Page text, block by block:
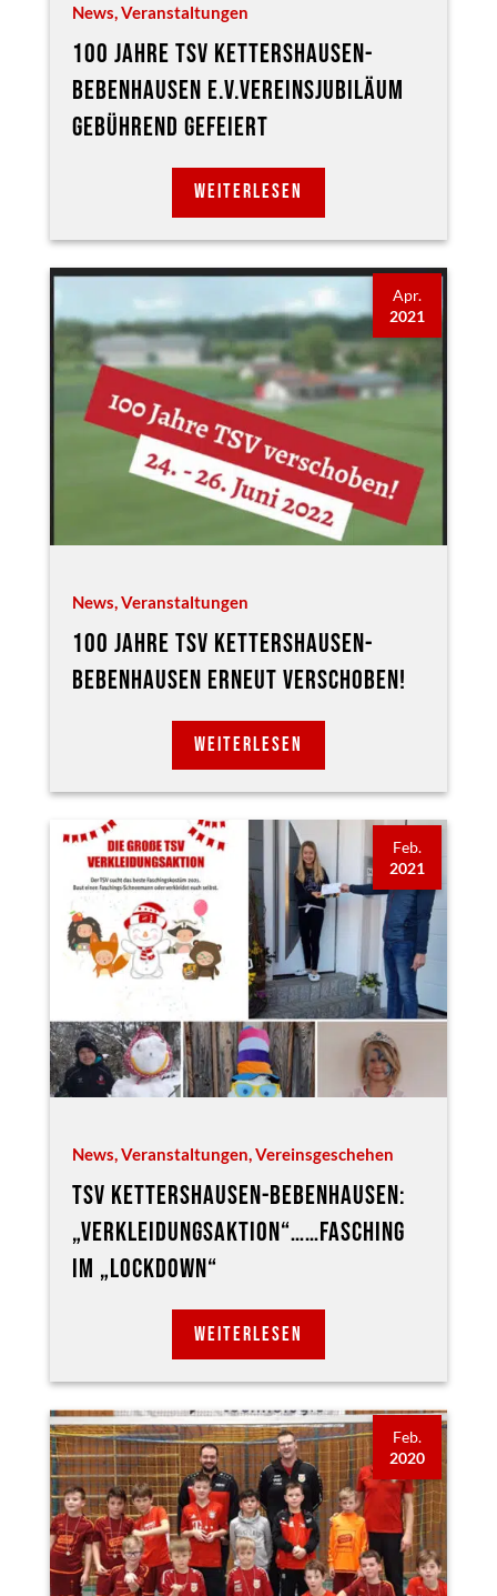
News,Veranstaltungen
100 JAHRE TSV KETTERSHAUSEN-
BEBENHAUSEN E.V.VEREINSJUBILÄUM
GEBÜHREND GEFEIERT
WEITERLESEN
Apr.
2021
News,Veranstaltungen
100 JAHRE TSV KETTERSHAUSEN-
BEBENHAUSEN ERNEUT VERSCHOBEN!
WEITERLESEN
Feb.
2021
News,Veranstaltungen,Vereinsgeschehen
TSV KETTERSHAUSEN-BEBENHAUSEN:
„VERKLEIDUNGSAKTION“……FASCHING
IM „LOCKDOWN“
WEITERLESEN
Feb.
2020